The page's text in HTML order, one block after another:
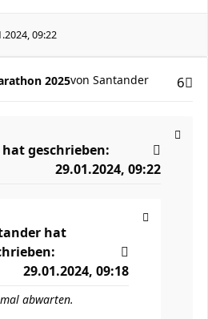
09:22
2025 6
von Santander
hat geschrieben:
29.01.2024, 09:22
hat
29.01.2024, 09:18
abwarten.